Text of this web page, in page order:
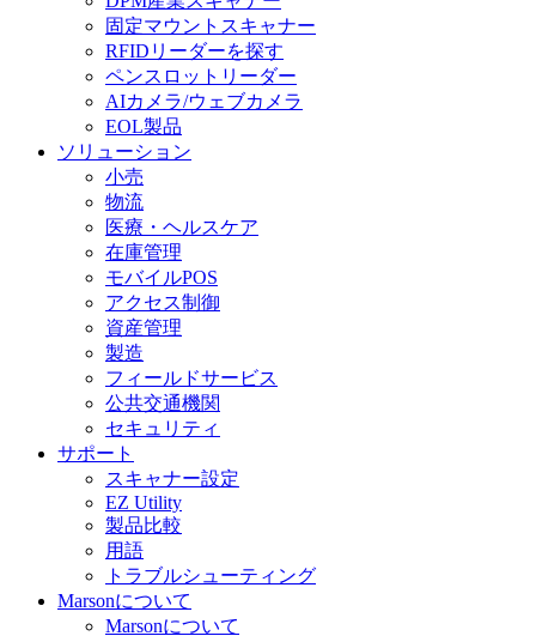
固定マウントスキャナー
RFIDリーダーを探す
ペンスロットリーダー
AIカメラ/ウェブカメラ
EOL製品
ソリューション
小売
物流
医療・ヘルスケア
在庫管理
モバイルPOS
アクセス制御
資産管理
製造
フィールドサービス
公共交通機関
セキュリティ
サポート
スキャナー設定
EZ Utility
製品比較
用語
トラブルシューティング
Marsonについて
Marsonについて